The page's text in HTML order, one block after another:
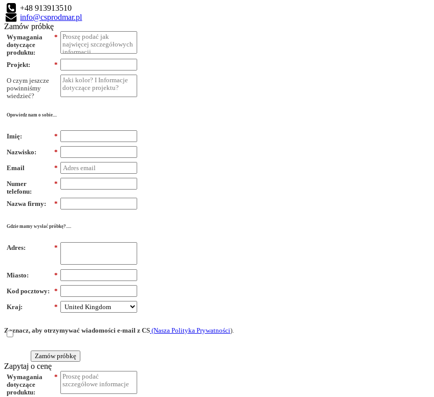
+48 913913510
info@csprodmar.pl
Zamów próbkę
*
Wymagania
dotyczące
produktu:
*
Projekt:
O czym jeszcze
powinniśmy
wiedzieć?
Opowiedz nam o sobie....
*
Imię:
*
Nazwisko:
*
Email
*
Numer
telefonu:
*
Nazwa firmy:
Gdzie mamy wysłać próbkę?.....
*
Adres:
*
Miasto:
*
Kod pocztowy:
*
Kraj:
Zaznacz, aby otrzymywać wiadomości e-mail z CS (Nasza Polityka Prywatności).
Zamów próbkę
Zapytaj o cenę
*
Wymagania
dotyczące
produktu: